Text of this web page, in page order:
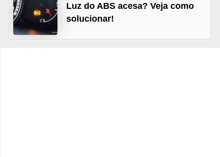
Luz do ABS acesa? Veja como
solucionar!
s
C